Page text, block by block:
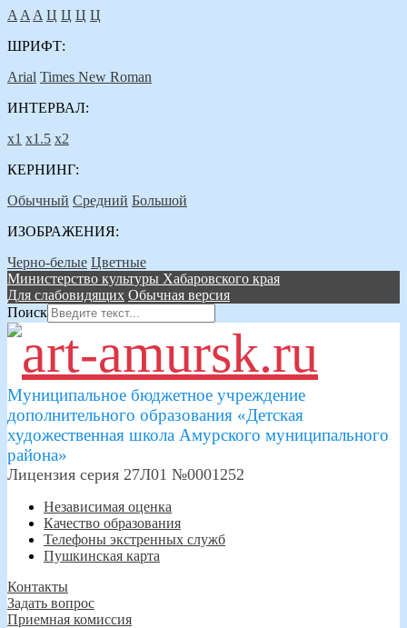
A A A Ц Ц Ц Ц
ШРИФТ:
Arial Times New Roman
ИНТЕРВАЛ:
х1 х1.5 х2
КЕРНИНГ:
Обычный Средний Большой
ИЗОБРАЖЕНИЯ:
Черно-белые Цветные
Министерство культуры Хабаровского края
Для слабовидящих Обычная версия
Поиск
Муниципальное бюджетное учреждение
дополнительного образования «Детская
художественная школа Амурского муниципального
района»
Лицензия серия 27Л01 №0001252
Независимая оценка
Качество образования
Телефоны экстренных служб
Пушкинская карта
Контакты
Задать вопрос
Приемная комиссия